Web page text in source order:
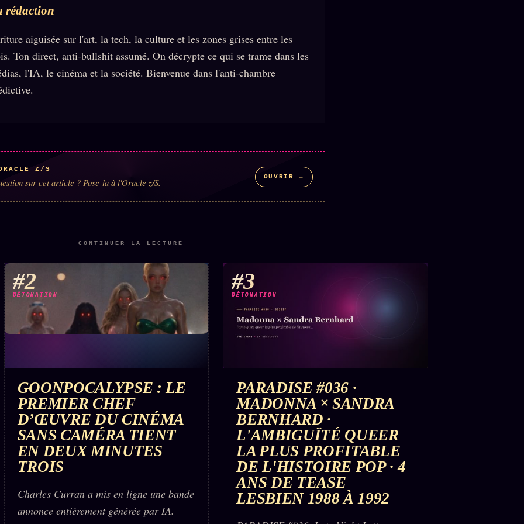
rédaction
aiguisée sur l'art, la tech, la culture et les zones grises entre les
Ton direct, anti-bullshit assumé. On décrypte ce qui se trame dans les
l'IA, le cinéma et la société. Bienvenue dans l'anti-chambre
Z/S
sur cet article ? Pose-la à l'Oracle z/S. OUVRIR →
CONTINUER LA LECTURE
#2
DÉTONATION
GOONPOCALYPSE : LE
PREMIER CHEF
D’ŒUVRE DU CINÉMA
SANS CAMÉRA TIENT
EN DEUX MINUTES
TROIS
Charles Curran a mis en ligne une bande
annonce entièrement générée par IA.
#3
DÉTONATION
PARADISE #036 ·
MADONNA × SANDRA
BERNHARD ·
L'AMBIGUÏTÉ QUEER
LA PLUS PROFITABLE
DE L'HISTOIRE POP · 4
ANS DE TEASE
LESBIEN 1988 À 1992